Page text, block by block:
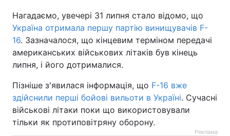
Нагадаємо, увечері 31 липня стало відомо, що
Україна отримала першу партію винищувачів F-
16. Зазначалося, що кінцевим терміном передачі
американських військових літаків був кінець
липня, і його дотрималися.
Пізніше з'явилася інформація, що F-16 вже
здійснили перші бойові вильоти в Україні. Сучасні
військові літаки поки що використовували
тільки як протиповітряну оборону.
Реклама